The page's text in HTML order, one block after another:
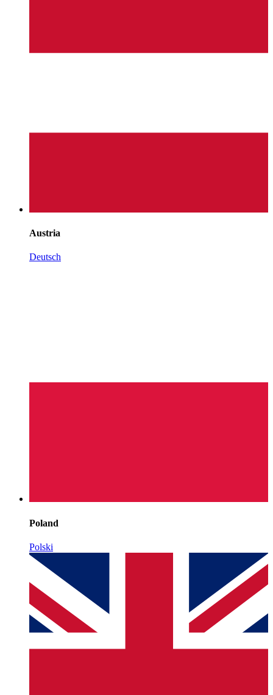
Austria
Deutsch
Poland
Polski